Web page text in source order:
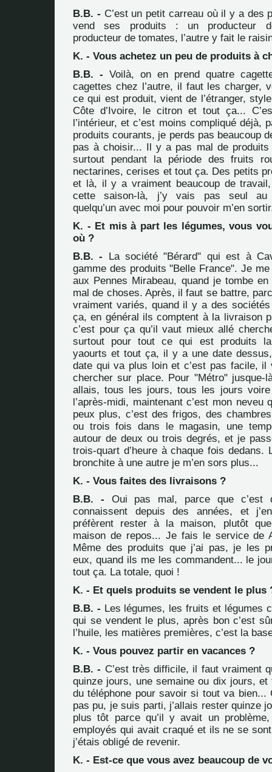
B.B. - C’est un petit carreau où il y a des
vend ses produits : un producteur
producteur de tomates, l’autre y fait le
K. - Vous achetez un peu de produits à
B.B. - Voilà, on en prend quatre
cagettes chez l’autre, il faut les charger,
ce qui est produit, vient de l’étranger,
Côte d’Ivoire, le citron et tout ça...
l’intérieur, et c’est moins compliqué déjà,
produits courants, je perds pas beaucoup
pas à choisir... Il y a pas mal de produits
surtout pendant la période des fruits
nectarines, cerises et tout ça. Des petits
et là, il y a vraiment beaucoup de travail,
cette saison-là, j’y vais pas seul au
quelqu’un avec moi pour pouvoir m’en
K. - Et mis à part les légumes, vous
où ?
B.B. - La société "Bérard" qui est à
gamme des produits "Belle France". Je
aux Pennes Mirabeau, quand je tombe
mal de choses. Après, il faut se battre,
vraiment variés, quand il y a des
ça, en général ils comptent à la livraison
c’est pour ça qu’il vaut mieux allé
surtout pour tout ce qui est produits
yaourts et tout ça, il y a une date
date qui va plus loin et c’est pas facile, il
chercher sur place. Pour "Métro" jusque-
allais, tous les jours, tous les jours
l’après-midi, maintenant c’est mon neveu
peux plus, c’est des frigos, des
ou trois fois dans le magasin, une
autour de deux ou trois degrés, et je
trois-quart d’heure à chaque fois dedans.
bronchite à une autre je m’en sors plus...
K. - Vous faites des livraisons ?
B.B. - Oui pas mal, parce que c’est
connaissent depuis des années, et
préfèrent rester à la maison, plutôt
maison de repos... Je fais le service de
Même des produits que j’ai pas, je les
eux, quand ils me les commandent... le
tout ça. La totale, quoi !
K. - Et quels produits se vendent le plus
B.B. - Les légumes, les fruits et légumes
qui se vendent le plus, après bon c’est
l’huile, les matières premières, c’est la
K. - Vous pouvez partir en vacances ?
B.B. - C’est très difficile, il faut vraiment
quinze jours, une semaine ou dix jours, et
du téléphone pour savoir si tout va bien...
pas pu, je suis parti, j’allais rester quinze
plus tôt parce qu’il y avait un
employés qui avait craqué et ils ne se
j’étais obligé de revenir.
K. - Est-ce que vous avez beaucoup de